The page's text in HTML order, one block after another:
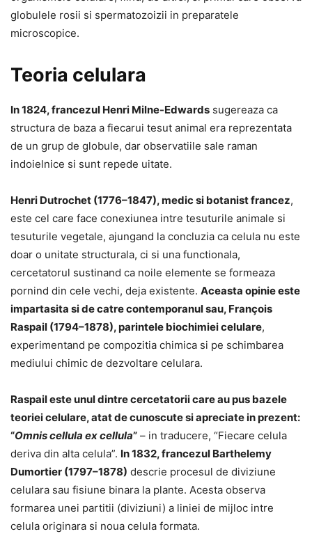
globulele rosii si spermatozoizii in preparatele
microscopice.
Teoria celulara
In 1824, francezul Henri Milne-Edwards sugereaza ca
structura de baza a fiecarui tesut animal era reprezentata
de un grup de globule, dar observatiile sale raman
indoielnice si sunt repede uitate.
Henri Dutrochet (1776–1847), medic si botanist francez,
este cel care face conexiunea intre tesuturile animale si
tesuturile vegetale, ajungand la concluzia ca celula nu este
doar o unitate structurala, ci si una functionala,
cercetatorul sustinand ca noile elemente se formeaza
pornind din cele vechi, deja existente. Aceasta opinie este
impartasita si de catre contemporanul sau, François
Raspail (1794–1878), parintele biochimiei celulare,
experimentand pe compozitia chimica si pe schimbarea
mediului chimic de dezvoltare celulara.
Raspail este unul dintre cercetatorii care au pus bazele
teoriei celulare, atat de cunoscute si apreciate in prezent:
“Omnis cellula ex cellula” – in traducere, “Fiecare celula
deriva din alta celula”. In 1832, francezul Barthelemy
Dumortier (1797–1878) descrie procesul de diviziune
celulara sau fisiune binara la plante. Acesta observa
formarea unei partitii (diviziuni) a liniei de mijloc intre
celula originara si noua celula formata.